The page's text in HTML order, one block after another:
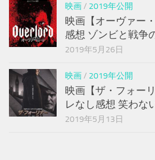
映画/ 2019年公開
映画【オーヴァー
感想 ゾンビと戦争
2019年5月26日
映画/ 2019年公開
映画【ザ・フォー
レなし感想 笑わな
2019年5月13日